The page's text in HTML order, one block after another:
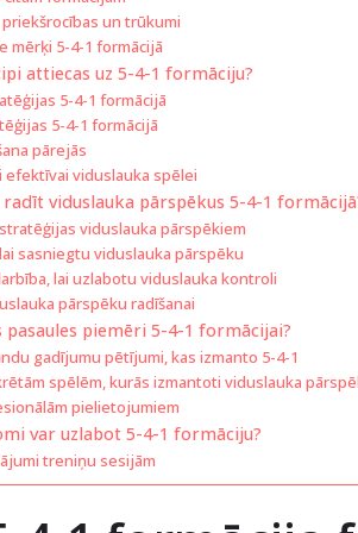
un trūkumi
mērķi 5-4-1 formācijā
attiecas uz 5-4-1 formāciju?
5-4-1 formācijā
5-4-1 formācijā
pārejās
efektīvai viduslauka spēlei
viduslauka pārspēkus 5-4-1
viduslauka pārspēkiem
sasniegtu viduslauka pārspēku
lai uzlabotu viduslauka kontroli
pārspēku radīšanai
pasaules piemēri 5-4-1 formācijai?
gadījumu pētījumi, kas izmanto 5-4-1
spēlēm, kurās izmantoti viduslauka
pielietojumiem
var uzlabot 5-4-1 formāciju?
treniņu sesijām